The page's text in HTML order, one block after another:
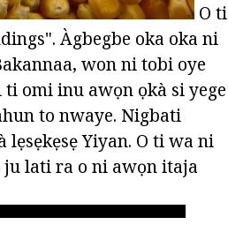
O ti
Àgbegbe oka oka ni
won ni tobi oye
omi inu awọn ọkà si yege
to nwaye. Nigbati
Yiyan. O ti wa ni
lati ra o ni awọn itaja